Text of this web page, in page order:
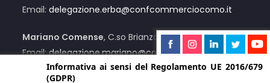
Email:delegazione.erba@confcommerciocomo.it
Mariano Comense, C.so Brianza, 12/C
Email:delegazione.mariano@confcommerciocomo.it
Menaggio, Via Lusardi, 55
Informativa ai sensi del Regolamento UE 2016/679
(GDPR)